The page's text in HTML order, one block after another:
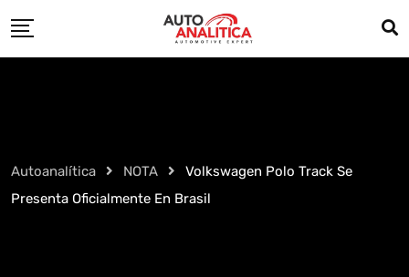
to
Autoanalítica NOTA
Volkswagen Polo Track Se
Presenta Oficialmente En Brasil